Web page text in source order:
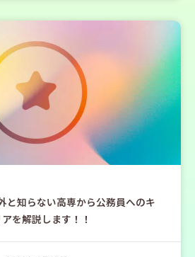
と知らない高専から公務員へのキ
を解説します！！